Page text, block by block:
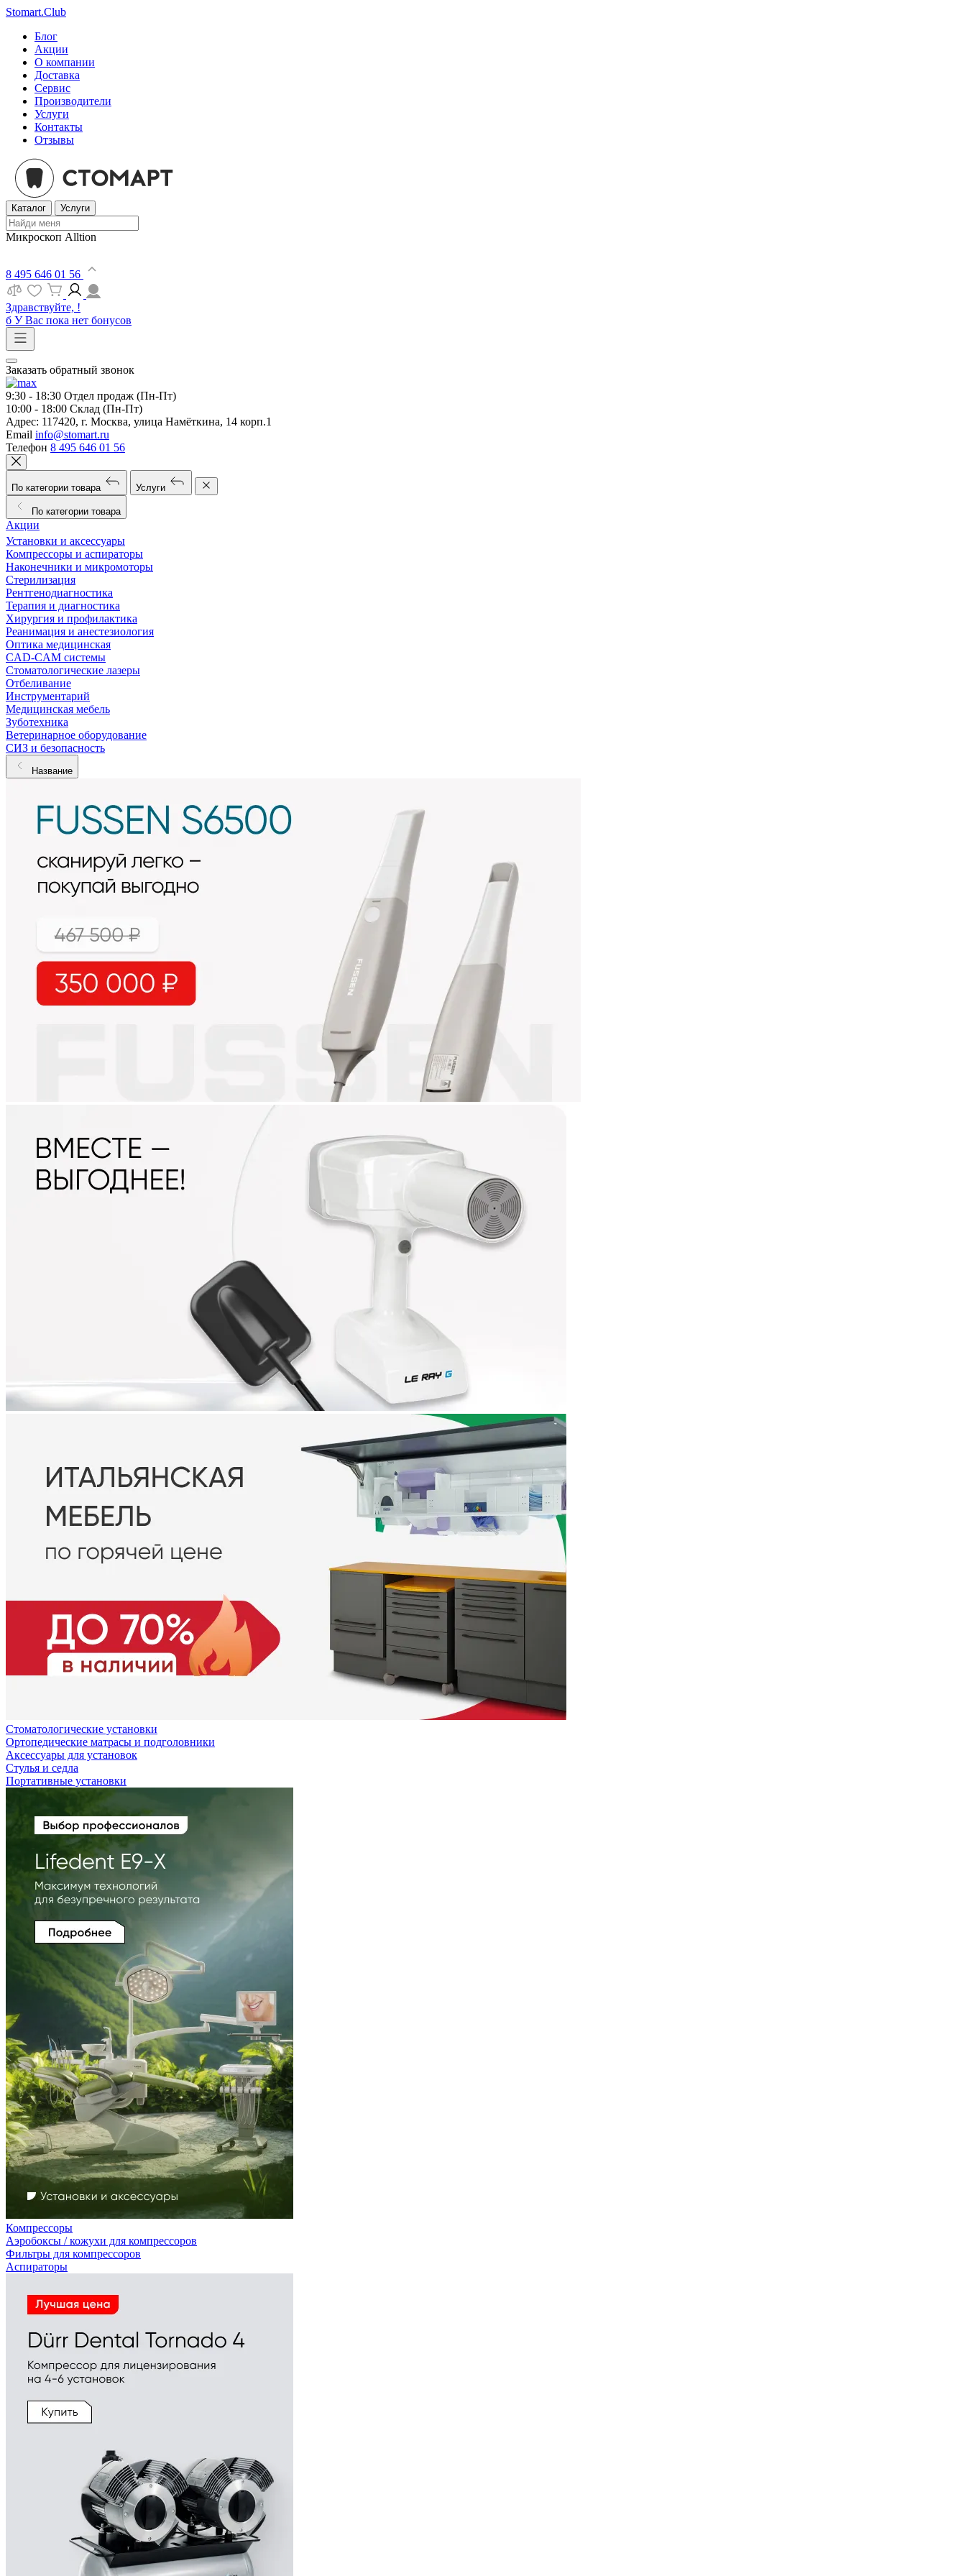
Stomart.Club
Блог
Акции
О компании
Доставка
Сервис
Производители
Услуги
Контакты
Отзывы
Каталог Услуги
Микроскоп Alltion
8 495 646 01 56
Здравствуйте, !
б У Вас пока нет бонусов
Заказать обратный звонок
9:30 - 18:30 Отдел продаж (Пн-Пт)
10:00 - 18:00 Склад (Пн-Пт)
Адрес: 117420, г. Москва, улица Намёткина, 14 корп.1
Email info@stomart.ru
Телефон 8 495 646 01 56
По категории товара Услуги
По категории товара
Акции
Установки и аксессуары
Компрессоры и аспираторы
Наконечники и микромоторы
Стерилизация
Рентгенодиагностика
Терапия и диагностика
Хирургия и профилактика
Реанимация и анестезиология
Оптика медицинская
CAD-CAM системы
Стоматологические лазеры
Отбеливание
Инструментарий
Медицинская мебель
Зуботехника
Ветеринарное оборудование
СИЗ и безопасность
Название
Стоматологические установки
Ортопедические матрасы и подголовники
Аксессуары для установок
Стулья и седла
Портативные установки
Компрессоры
Аэробоксы / кожухи для компрессоров
Фильтры для компрессоров
Аспираторы